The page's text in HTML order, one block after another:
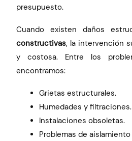
presupuesto.
Cuando existen daños
constructivas, la intervención
y costosa. Entre los
encontramos:
Grietas estructurales.
Humedades y filtraciones.
Instalaciones obsoletas.
Problemas de